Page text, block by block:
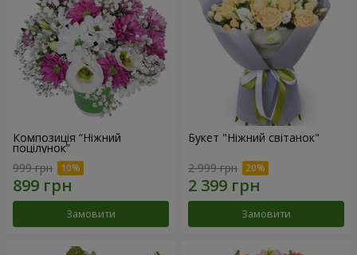
Композиція “Ніжний
поцілунок”
999 грн
Замовити
Букет "Ніжний світанок"
2 999 грн
Замовити